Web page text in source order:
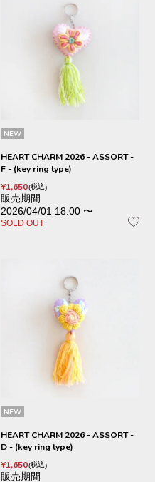
NEW
HEART CHARM 2026 - ASSORT -
F - (key ring type)
¥1,650 税込
販売期間
2026/04/01 18:00 〜
SOLD OUT
NEW
HEART CHARM 2026 - ASSORT -
D - (key ring type)
¥1,650 税込
販売期間